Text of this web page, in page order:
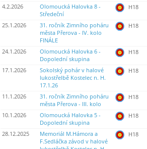
4.2.2026
Olomoucká Halovka 8 -
Středeční
H18
25.1.2026
31. ročník Zimního poháru
města Přerova - IV. kolo
FINÁLE
H18
24.1.2026
Olomoucká Halovka 6 -
Dopolední skupina
H18
17.1.2026
Sokolský pohár v halové
lukostřelbě Kostelec n. H.
17.1.26
H18
11.1.2026
31. ročník Zimního poháru
města Přerova - III. kolo
H18
10.1.2026
Olomoucká Halovka 5 -
Dopolední skupina
H18
28.12.2025
Memoriál M.Hámora a
F.Sedláčka závod v halové
H18